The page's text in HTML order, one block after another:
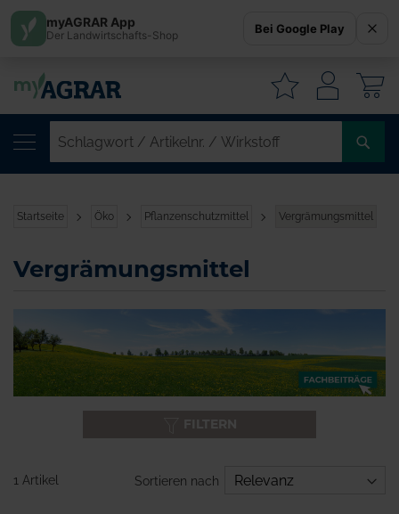
/
Startseite Öko Pflanzenschutzmittel Vergrämungsmittel
Vergrämungsmittel
1 Artikel Sortieren nach
myAGRAR App
Der Landwirtschafts-Shop Bei Google Play